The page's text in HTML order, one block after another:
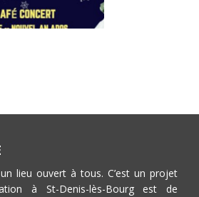
lieu ouvert à tous. C’est un projet
à St-Denis-lès-Bourg est de